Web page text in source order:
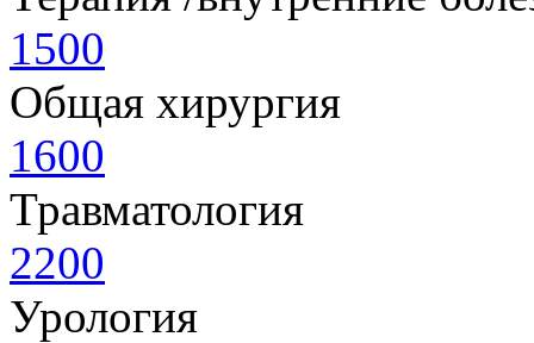
1500
Общая хирургия
1600
Травматология
2200
Урология